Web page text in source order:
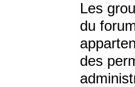
Les
du
des